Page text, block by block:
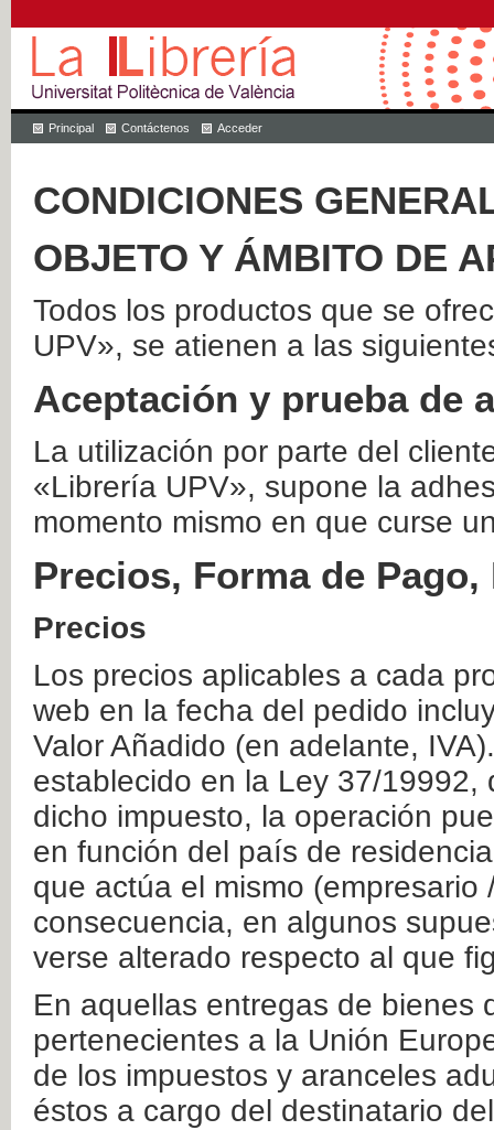
Principal Contáctenos Acceder
CONDICIONES
OBJETO Y ÁMBITO DE
Todos los productos que se
UPV», se atienen a las
Aceptación y prueba de
La utilización por parte del
«Librería UPV», supone la
momento mismo en que curse
Precios, Forma de
Precios
Los precios aplicables a cada
web en la fecha del pedido
Valor Añadido (en adelante,
establecido en la Ley 37/
dicho impuesto, la operación
en función del país de
que actúa el mismo
consecuencia, en algunos
verse alterado respecto al que
En aquellas entregas de bienes
pertenecientes a la Unión
de los impuestos y aranceles
éstos a cargo del destinatario